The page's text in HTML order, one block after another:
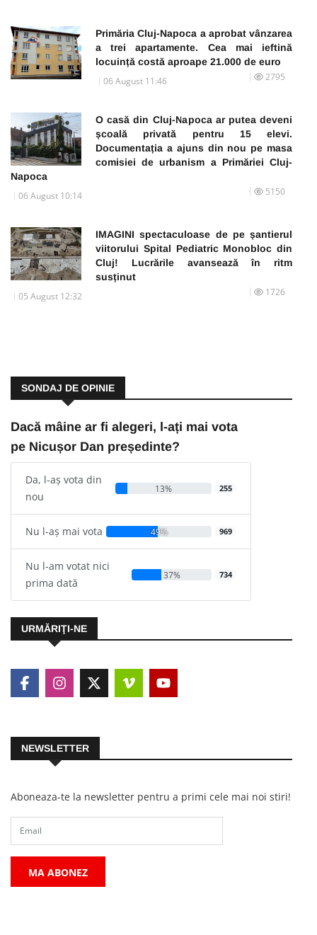
Primăria Cluj-Napoca a aprobat vânzarea
a trei apartamente. Cea mai ieftină
locuință costă aproape 21.000 de euro
06 August 11:46 2795
O casă din Cluj-Napoca ar putea deveni
școală privată pentru 15 elevi.
Documentația a ajuns din nou pe masa
comisiei de urbanism a Primăriei Cluj-
Napoca
06 August 10:14 5150
IMAGINI spectaculoase de pe șantierul
viitorului Spital Pediatric Monobloc din
Cluj! Lucrările avansează în ritm
susținut
05 August 12:32 1726
SONDAJ DE OPINIE
Dacă mâine ar fi alegeri, l-ați mai vota
pe Nicușor Dan președinte?
Da, l-aș vota din
nou
13% 255
Nu l-aș mai vota 49% 969
Nu l-am votat nici
prima dată
37% 734
URMĂRIŢI-NE
NEWSLETTER
Aboneaza-te la newsletter pentru a primi cele mai noi stiri!
MA ABONEZ